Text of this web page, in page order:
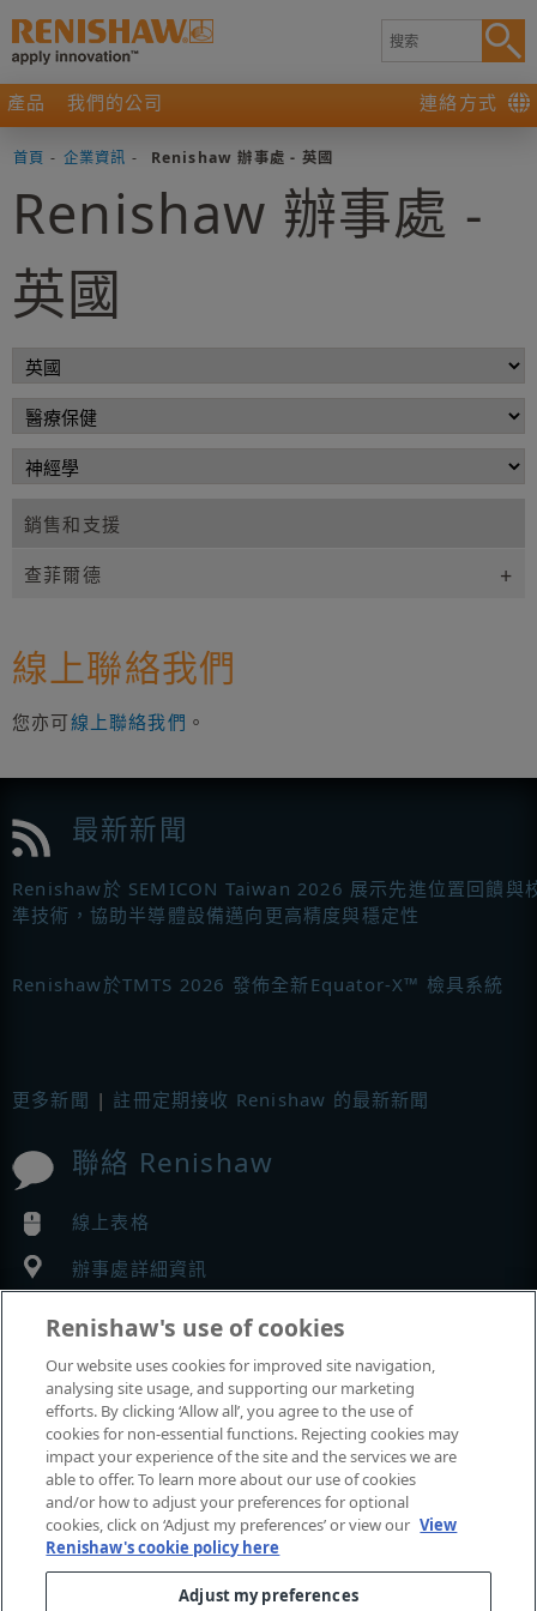
產品 我們的公司 連絡方式
首頁 - 企業資訊 - Renishaw 辦事處 - 英國
Renishaw 辦事處 -
英國
銷售和支援
查菲爾德
線上聯絡我們
您亦可線上聯絡我們 。
最新新聞
Renishaw於 SEMICON Taiwan 2026 展示先進位置回饋與
準技術，協助半導體設備邁向更高精度與穩定性
Renishaw於TMTS 2026 發佈全新Equator-X™ 檢具系統
更多新聞 | 註冊定期接收 Renishaw 的最新新聞
聯絡 Renishaw
線上表格
辦事處詳細資訊
MyRenishaw
網路商店
展覽與會議
我們參加的活動
Renishaw's use of cookies
Our website uses cookies for improved site navigation,
analysing site usage, and supporting our marketing
efforts. By clicking ‘Allow all’, you agree to the use of
cookies for non-essential functions. Rejecting cookies may
impact your experience of the site and the services we are
able to offer. To learn more about our use of cookies
and/or how to adjust your preferences for optional
cookies, click on ‘Adjust my preferences’ or view our View
Renishaw's cookie policy here
Adjust my preferences